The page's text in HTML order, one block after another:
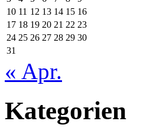
10 11 12 13 14 15 16
17 18 19 20 21 22 23
24 25 26 27 28 29 30
31
« Apr.
Kategorien